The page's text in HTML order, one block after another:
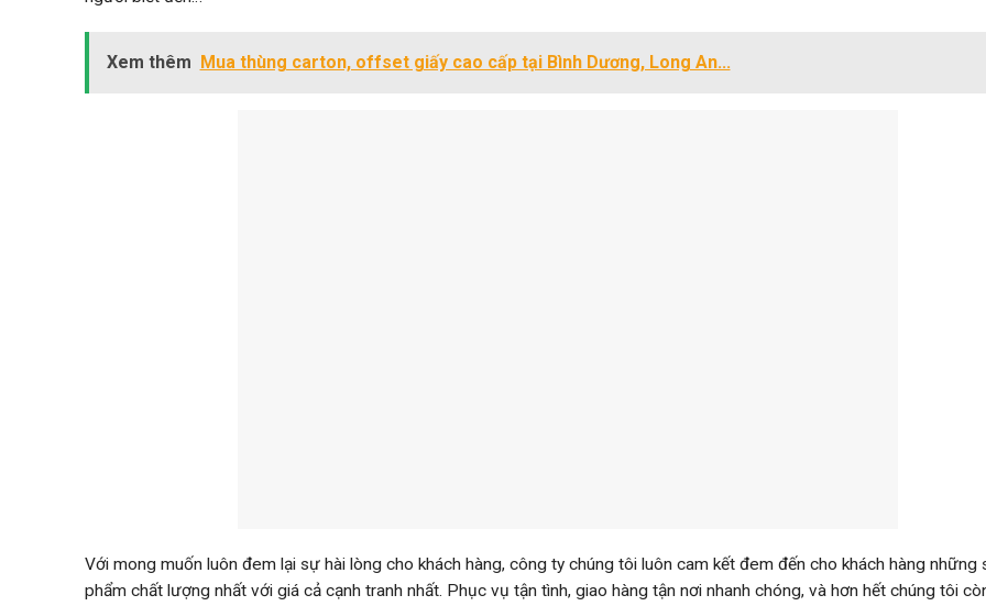
Xem thêm Mua thùng carton, offset giấy cao cấp tại Bình Dương, Long An...
Với mong muốn luôn đem lại sự hài lòng cho khách hàng, công ty chúng tôi luôn cam kết đem đến cho khách hàng những
phẩm chất lượng nhất với giá cả cạnh tranh nhất. Phục vụ tận tình, giao hàng tận nơi nhanh chóng, và hơn hết chúng tôi